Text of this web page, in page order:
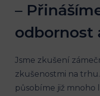
–
odbornost
Jsme zkušení
zkušenostmi na
působíme již mnoho